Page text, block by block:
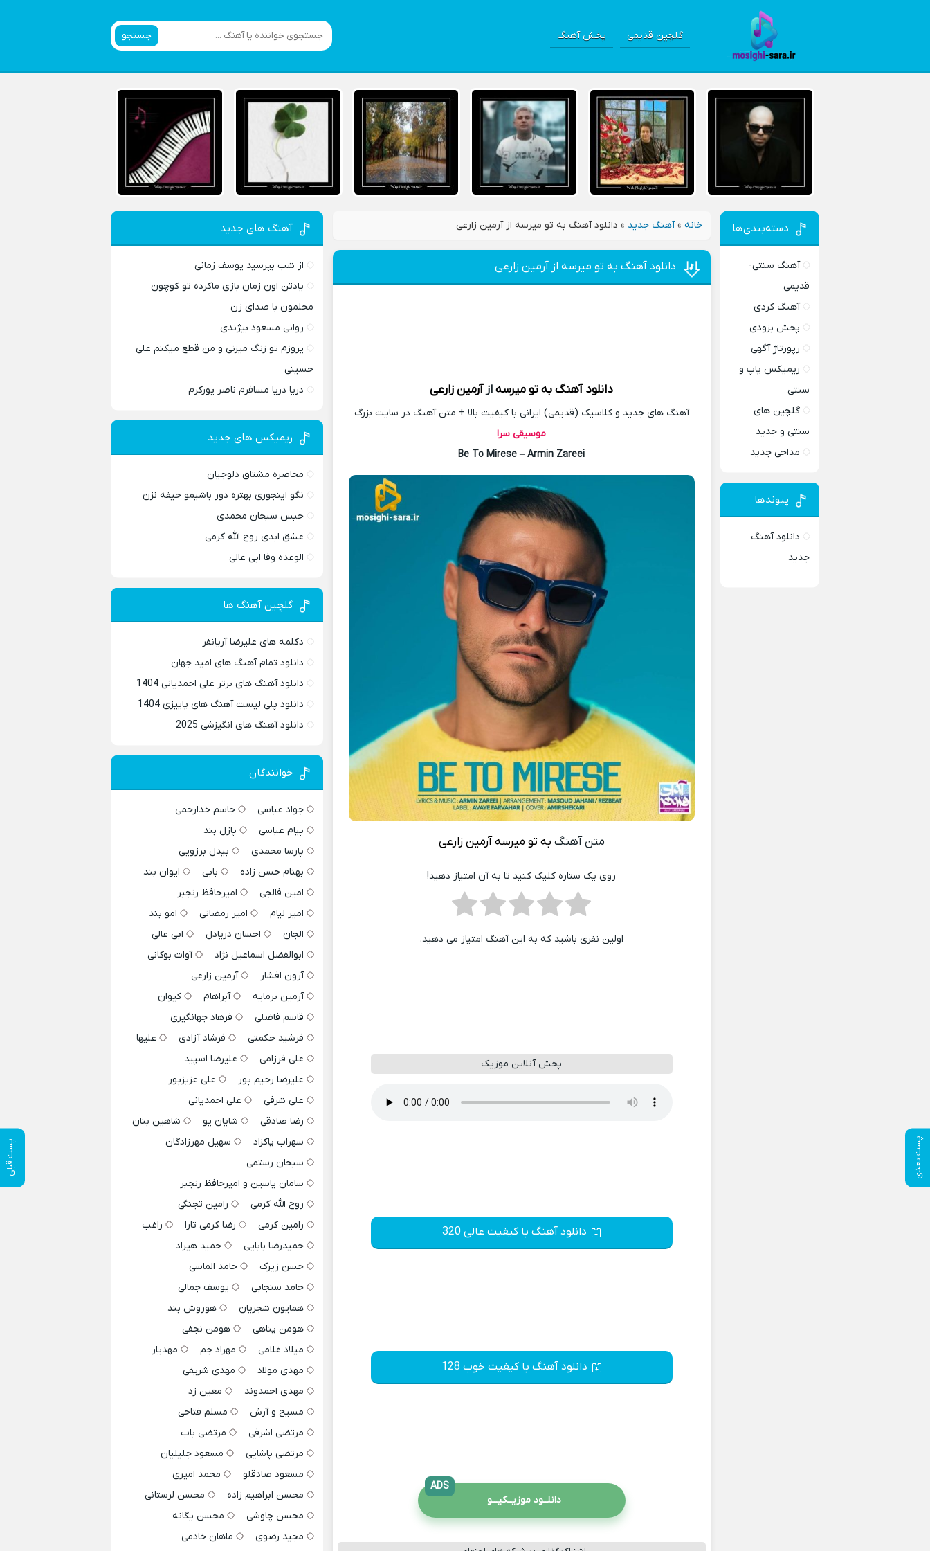
گلچین قدیمی پخش آهنگ جستجو
خانه »آهنگ جدید » دانلود آهنگ به تو میرسه از آرمین زارعی
پست بعدی پست قبلی
دانلود آهنگ به تو میرسه از آرمین زارعی
دانلود آهنگ به تو میرسه ازآرمین زارعی
آهنگ های جدید و کلاسیک (قدیمی) ایرانی با کیفیت بالا + متن آهنگ در سایت بزرگ
موسیقی سرا
Be To Mirese –Armin Zareei
متن آهنگ به تو میرسهآرمین زارعی
روی یک ستاره کلیک کنید تا به آن امتیاز دهید!
اولین نفری باشید که به این آهنگ امتیاز می دهید.
پخش آنلاین موزیک
دانلود آهنگ با کیفیت عالی 320
دانلود آهنگ با کیفیت خوب 128
دانلــود موزیــکیـــو
ADS
دسته‌بندی‌ها
آهنگ سنتی-
قدیمی
آهنگ کردی
پخش بزودی
رپورتاژ آگهی
ریمیکس پاپ و
سنتی
گلچین های
سنتی و جدید
مداحی جدید
پیوندها
دانلود آهنگ
جدید
آهنگ های جدید
از شب بپرسید یوسف زمانی
یادتن اون زمان بازی ماکرده تو کوچون
محلمون با صدای زن
روانی مسعود بیژندی
یروزم تو زنگ میزنی و من قطع میکنم علی
حسینی
دریا دریا مسافرم ناصر پورکرم
ریمیکس های جدید
محاصره مشتاق دلوجیان
نگو اینجوری بهتره دور باشیمو حیفه نزن
حبس سبحان محمدی
عشق ابدی روح الله کرمی
الوعده وفا ابی عالی
گلچین آهنگ ها
دکلمه های علیرضا آریانفر
دانلود تمام آهنگ های امید جهان
دانلود آهنگ های برتر علی احمدیانی 1404
دانلود پلی لیست آهنگ های پاییزی 1404
دانلود آهنگ های انگیزشی 2025
خوانندگان
جواد عباسی
جاسم خدارحمی
پیام عباسی
پازل بند
پارسا محمدی
بیدل برزویی
بهنام حسن زاده
بابی
ایوان بند
امین فالجی
امیرحافظ رنجبر
امیر لیام
امیر رمضانی
امو بند
الجان
احسان دریادل
ابی عالی
ابوالفضل اسماعیل نژاد
آوات بوکانی
آرون افشار
آرمین زارعی
آرمین برمایه
آبراهام
کیوان
قاسم فاضلی
فرهاد جهانگیری
فرشید حکمتی
فرشاد آزادی
علیها
علی فرزامی
علیرضا اسپید
علیرضا رحیم پور
علی عزیزپور
علی شرفی
علی احمدیانی
رضا صادقی
شایان یو
شاهین بنان
سهراب پاکزاد
سهیل مهرزادگان
سبحان رستمی
سامان یاسین و امیرحافظ رنجبر
روح الله کرمی
رامین تجنگی
رامین کرمی
رضا کرمی تارا
راغب
حمیدرضا بابایی
حمید هیراد
حسن زیرک
حامد الماسی
حامد سنجابی
یوسف جمالی
همایون شجریان
هوروش بند
هومن پناهی
هومن نجفی
میلاد غلامی
مهراد جم
مهدیار
مهدی مولاد
مهدی شریفی
مهدی احمدوند
معین زد
مسیح و آرش
مسلم فتاحی
مرتضی اشرفی
مرتضی باب
مرتضی پاشایی
مسعود جلیلیان
مسعود صادقلو
محمد امیری
محسن ابراهیم زاده
محسن لرستانی
محسن چاوشی
محسن یگانه
مجید رضوی
ماهان خادمی